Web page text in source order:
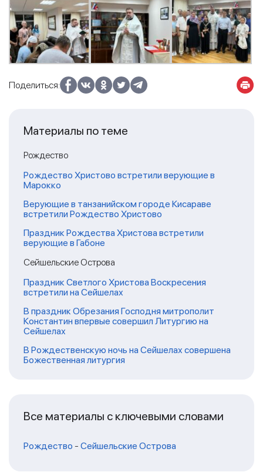
Поделиться:
Материалы по теме
Рождество
Рождество Христово встретили верующие в
Марокко
Верующие в танзанийском городе Кисараве
встретили Рождество Христово
Праздник Рождества Христова встретили
верующие в Габоне
Сейшельские Острова
Праздник Светлого Христова Воскресения
встретили на Сейшелах
В праздник Обрезания Господня митрополит
Константин впервые совершил Литургию на
Сейшелах
В Рождественскую ночь на Сейшелах совершена
Божественная литургия
Все материалы с ключевыми словами
Рождество - Сейшельские Острова